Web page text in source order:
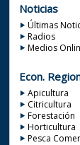
Noticias
Últimas
Radios
Medios
Econ.
Apicultura
Citricultura
Forestación
Horticultura
Pesca